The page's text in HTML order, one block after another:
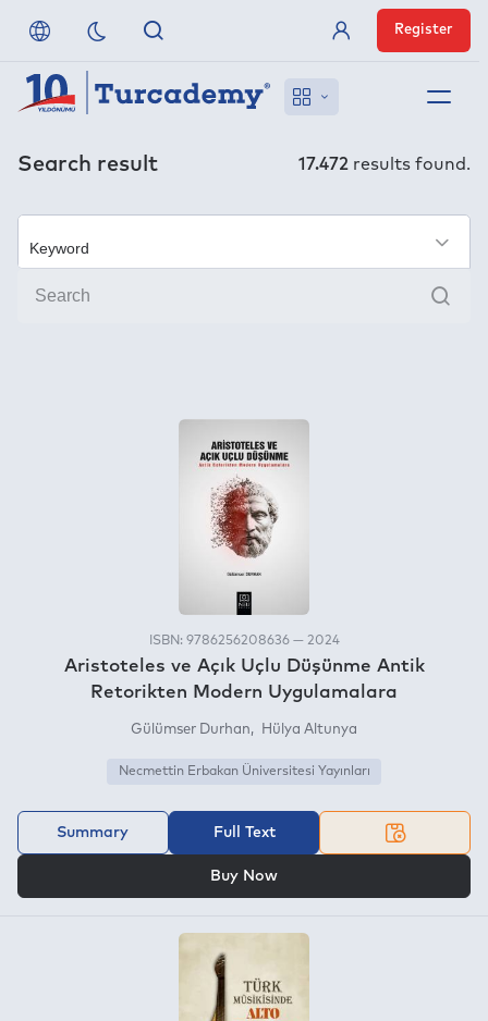
References
Member Login
Register
Search result 17.472 results found.
ISBN: 9786256208636 — 2024
Aristoteles ve Açık Uçlu Düşünme Antik
Retorikten Modern Uygulamalara
Gülümser Durhan Hülya Altunya
Necmettin Erbakan Üniversitesi Yayınları
Summary Full Text
Buy Now